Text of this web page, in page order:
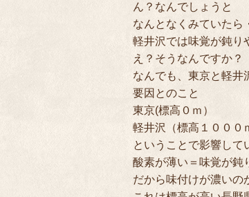
ん？なんでしょうと
なんとなくみていたら
軽井沢では味覚が鈍り
え？そうなんですか
なんでも、東京と軽井
要因とのこと
東京(標高０ｍ）
軽井沢（標高１０００
ということで影響して
酸素が薄い＝味覚が鈍
だから味付けが濃いの